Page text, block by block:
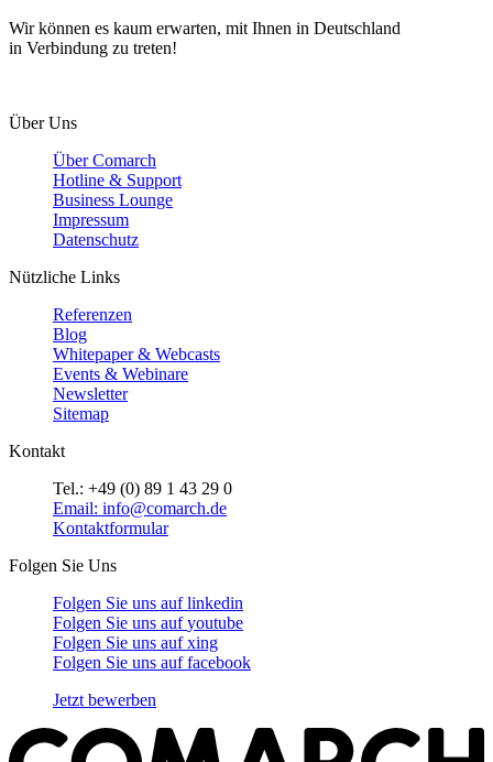
Wir können es kaum erwarten, mit Ihnen in Deutschland
in Verbindung zu treten!
Über Uns
Über Comarch
Hotline & Support
Business Lounge
Impressum
Datenschutz
Nützliche Links
Referenzen
Blog
Whitepaper & Webcasts
Events & Webinare
Newsletter
Sitemap
Kontakt
Tel.: +49 (0) 89 1 43 29 0
Email: info@comarch.de
Kontaktformular
Folgen Sie Uns
Folgen Sie uns auflinkedin
Folgen Sie uns aufyoutube
Folgen Sie uns aufxing
Folgen Sie uns auffacebook
Jetzt bewerben